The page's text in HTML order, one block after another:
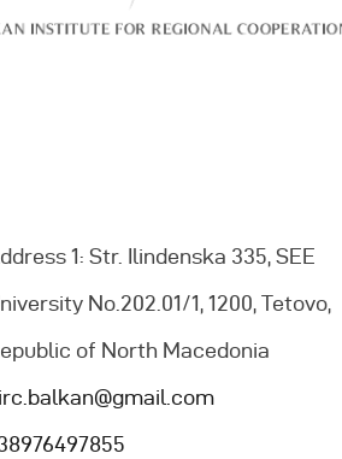
1: Str. Ilindenska 335, SEE
No.202.01/1, 1200, Tetovo,
of North Macedonia